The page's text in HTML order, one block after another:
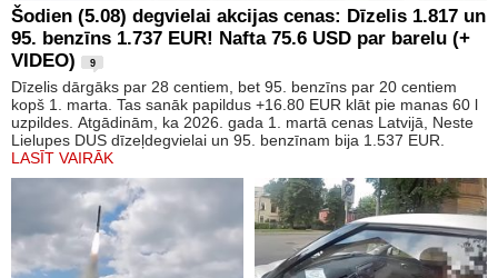
Šodien (5.08) degvielai akcijas cenas: Dīzelis 1.817 un
95. benzīns 1.737 EUR! Nafta 75.6 USD par barelu (+
VIDEO)
9
Dīzelis dārgāks par 28 centiem, bet 95. benzīns par 20 centiem
kopš 1. marta. Tas sanāk papildus +16.80 EUR klāt pie manas 60 l
uzpildes. Atgādinām, ka 2026. gada 1. martā cenas Latvijā, Neste
Lielupes DUS dīzeļdegvielai un 95. benzīnam bija 1.537 EUR.
LASĪT VAIRĀK